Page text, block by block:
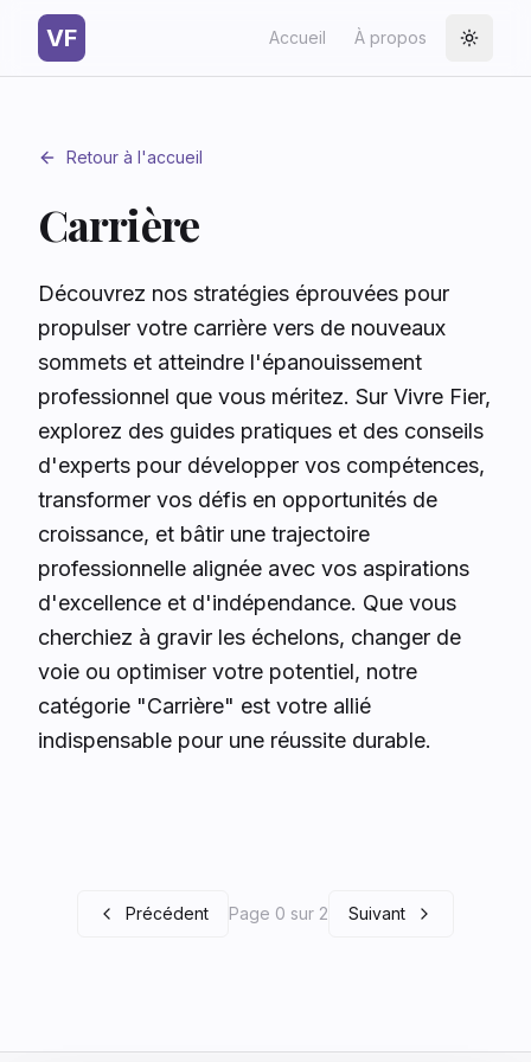
VF Accueil À propos Toggle
Retour à l'accueil
Carrière
Découvrez nos stratégies éprouvées pour
propulser votre carrière vers de nouveaux
sommets et atteindre l'épanouissement
professionnel que vous méritez. Sur Vivre Fier,
explorez des guides pratiques et des conseils
d'experts pour développer vos compétences,
transformer vos défis en opportunités de
croissance, et bâtir une trajectoire
professionnelle alignée avec vos aspirations
d'excellence et d'indépendance. Que vous
cherchiez à gravir les échelons, changer de
voie ou optimiser votre potentiel, notre
catégorie "Carrière" est votre allié
indispensable pour une réussite durable.
Précédent Page 0 sur 2 Suivant